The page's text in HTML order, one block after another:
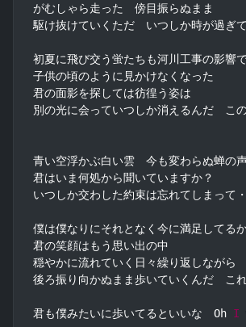
がむしゃら走った　傍目振らぬまま
駆け抜けていくただ　いつしか時が過ぎ
初夏に飛び交う蛍たちも河川工事の影響
子供の頃のように見かけなくなった
君の面影を探しては彷徨う姿は
別の光に会っていつしか消えるんだ　こ
青い空浮かぶ白い雲　今も変わらぬ蝉の
君はいま何処から聞いていますか？
いつしか交わした約束は忘れてしまって
僕は僕なりにそれとなく今に満足してる
君の笑顔はもう思い出の中
穏やかに流れていく日々繰り返しながら
後ろ振り向かぬまま歩いていくんだ　こ
君も僕みたいに歩いてるといいな　Oh I